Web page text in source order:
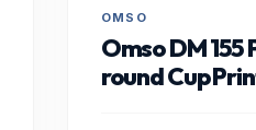
OMSO
Omso DM
round Cup